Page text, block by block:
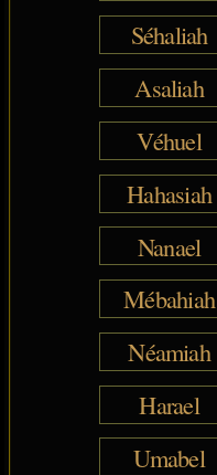
Séhaliah
Asaliah
Véhuel
Hahasiah
Nanael
Mébahiah
Néamiah
Harael
Umabel